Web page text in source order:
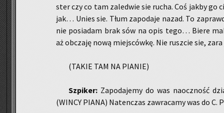
ster czy co tam za­le­d­wie sie rucha. Coś jakby
jak… Unies sie. Tłum za­po­da­je nazad. To
nie po­sia­dam brak sów na opis tego… Biere
aż ob­cza­ję nową miej­sców­kę. Nie rusz­cie sie,
(TAKIE TAM NA PIA­NIE)
Szpi­ker: Za­po­da­je­my do was na­ocz­ność
(WINCY PIANA) Na­ten­czas za­wra­ca­my was do C.